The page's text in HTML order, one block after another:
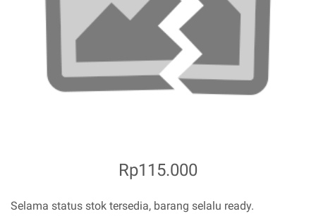
Rp115.000
Selama status stok tersedia, barang selalu ready.